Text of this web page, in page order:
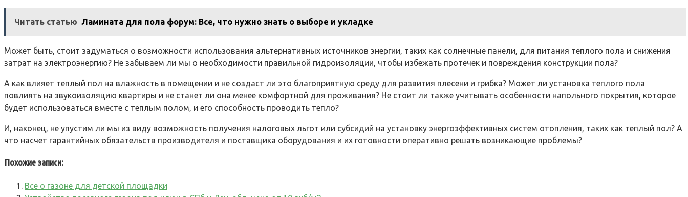
Читать статью Ламината для пола форум: Все, что нужно знать о выборе и укладке
Может быть, стоит задуматься о возможности использования альтернативных источников энергии, таких как солнечные панели, для питания теплого пола и снижения
затрат на электроэнергию? Не забываем ли мы о необходимости правильной гидроизоляции, чтобы избежать протечек и повреждения конструкции пола?
А как влияет теплый пол на влажность в помещении и не создаст ли это благоприятную среду для развития плесени и грибка? Может ли установка теплого пола
повлиять на звукоизоляцию квартиры и не станет ли она менее комфортной для проживания? Не стоит ли также учитывать особенности напольного покрытия, которое
будет использоваться вместе с теплым полом, и его способность проводить тепло?
И, наконец, не упустим ли мы из виду возможность получения налоговых льгот или субсидий на установку энергоэффективных систем отопления, таких как теплый пол? А
что насчет гарантийных обязательств производителя и поставщика оборудования и их готовности оперативно решать возникающие проблемы?
Похожие записи:
Все о газоне для детской площадки